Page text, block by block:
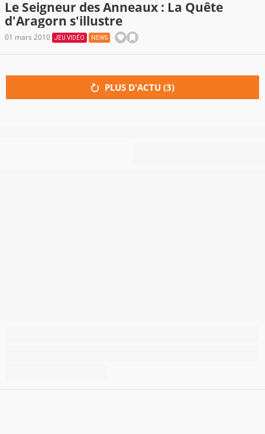
Le Seigneur des Anneaux : La Quête
d'Aragorn s'illustre
01 mars 2010 JEU VIDÉO NEWS
PLUS D'ACTU (3)